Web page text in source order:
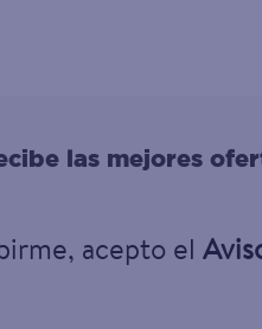
las mejores
acepto el